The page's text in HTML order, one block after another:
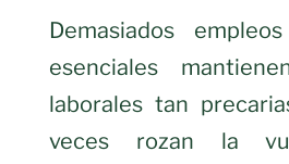
Demasiados
esenciales
laborales tan
veces rozan la